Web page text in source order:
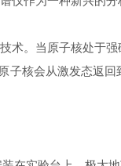
。当原子核处于
核会从激发态返